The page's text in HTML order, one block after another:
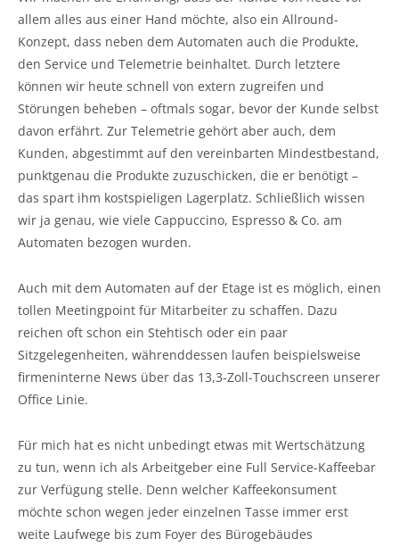
allem alles aus einer Hand möchte, also ein Allround-
Konzept, dass neben dem Automaten auch die Produkte,
den Service und Telemetrie beinhaltet. Durch letztere
können wir heute schnell von extern zugreifen und
Störungen beheben – oftmals sogar, bevor der Kunde selbst
davon erfährt. Zur Telemetrie gehört aber auch, dem
Kunden, abgestimmt auf den vereinbarten Mindestbestand,
punktgenau die Produkte zuzuschicken, die er benötigt –
das spart ihm kostspieligen Lagerplatz. Schließlich wissen
wir ja genau, wie viele Cappuccino, Espresso & Co. am
Automaten bezogen wurden.
Auch mit dem Automaten auf der Etage ist es möglich, einen
tollen Meetingpoint für Mitarbeiter zu schaffen. Dazu
reichen oft schon ein Stehtisch oder ein paar
Sitzgelegenheiten, währenddessen laufen beispielsweise
firmeninterne News über das 13,3-Zoll-Touchscreen unserer
Office Linie.
Für mich hat es nicht unbedingt etwas mit Wertschätzung
zu tun, wenn ich als Arbeitgeber eine Full Service-Kaffeebar
zur Verfügung stelle. Denn welcher Kaffeekonsument
möchte schon wegen jeder einzelnen Tasse immer erst
weite Laufwege bis zum Foyer des Bürogebäudes